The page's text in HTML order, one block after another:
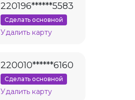
220196******5583
Сделать основной
Удалить карту
220010******6160
Сделать основной
Удалить карту